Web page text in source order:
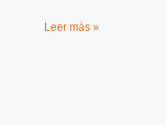
Leer más »